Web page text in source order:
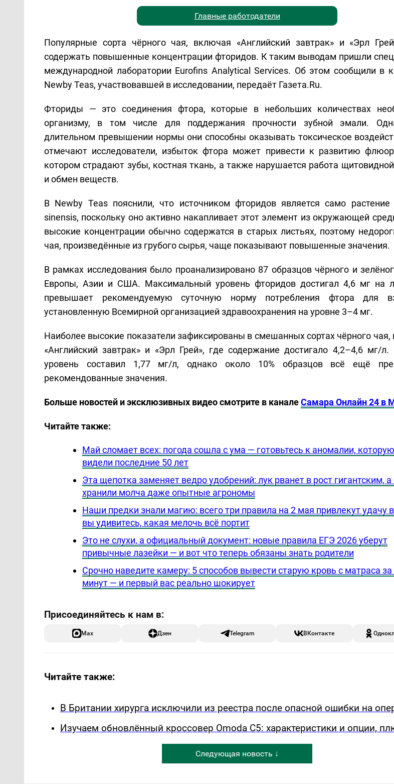
Главные работодатели
Популярные сорта чёрного чая, включая «Английский завтрак» и «Эрл
содержать повышенные концентрации фторидов. К таким выводам пришли
международной лаборатории Eurofins Analytical Services. Об этом сообщили в
Newby Teas, участвовавшей в исследовании, передаёт Газета.Ru.
Фториды — это соединения фтора, которые в небольших количествах
организму, в том числе для поддержания прочности зубной эмали.
длительном превышении нормы они способны оказывать токсическое
отмечают исследователи, избыток фтора может привести к развитию
котором страдают зубы, костная ткань, а также нарушается работа
и обмен веществ.
В Newby Teas пояснили, что источником фторидов является само растение
sinensis, поскольку оно активно накапливает этот элемент из окружающей
высокие концентрации обычно содержатся в старых листьях, поэтому
чая, произведённые из грубого сырья, чаще показывают повышенные значения.
В рамках исследования было проанализировано 87 образцов чёрного и
Европы, Азии и США. Максимальный уровень фторидов достигал 4,6 мг на
превышает рекомендуемую суточную норму потребления фтора для
установленную Всемирной организацией здравоохранения на уровне 3–4 мг.
Наиболее высокие показатели зафиксированы в смешанных сортах чёрного
«Английский завтрак» и «Эрл Грей», где содержание достигало 4,2–4,6 мг/л.
уровень составил 1,77 мг/л, однако около 10% образцов всё ещё
рекомендованные значения.
Больше новостей и эксклюзивных видео смотрите в каналеСамара Онлайн 24 в
Читайте также:
Май сломает всех: погода сошла с ума — готовьтесь к аномалии,
видели последние 50 лет
Эта щепотка заменяет ведро удобрений: лук рванет в рост гигантским, а
хранили молча даже опытные агрономы
Наши предки знали магию: всего три правила на 2 мая привлекут удачу
вы удивитесь, какая мелочь всё портит
Это не слухи, а официальный документ: новые правила ЕГЭ 2026 уберут
привычные лазейки — и вот что теперь обязаны знать родители
Срочно наведите камеру: 5 способов вывести старую кровь с матраса за
минут — и первый вас реально шокирует
Max Дзен Telegram ВКонтакте
Читайте также:
В Британии хирурга исключили из реестра после опасной ошибки на
Изучаем обновлённый кроссовер Omoda C5: характеристики и опции,
Следующая новость ↓